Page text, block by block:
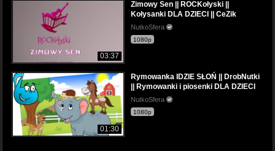
03:37
Zimowy Sen || ROCKołyski ||
Kołysanki DLA DZIECI || CeZik
NutkoSfera
1080p
01:30
Rymowanka IDZIE SŁOŃ || DrobNutki
|| Rymowanki i piosenki DLA DZIECI
NutkoSfera
1080p